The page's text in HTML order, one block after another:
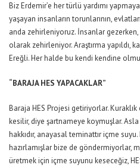
Biz Erdemir’e her türlü yardımı
yaşayan insanların torunlarının,
anda zehirleniyoruz. İnsanlar
olarak zehirleniyor. Araştırma yapıldı,
Ereğli. Her halde bu kendi kendine
“BARAJA HES YAPACAKLAR”
Baraja HES Projesi getiriyorlar.
kesilir, diye şartnameye koymuşlar.
hakkıdır, anayasal teminattır içme
hazırlamışlar bize de göndermiyorlar,
üretmek için içme suyunu keseceğiz,